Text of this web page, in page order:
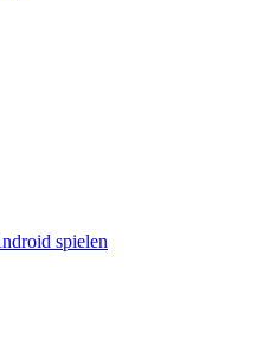
spielen